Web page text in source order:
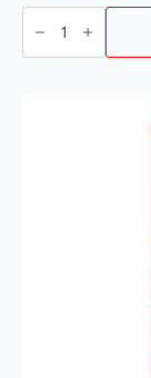
STIKKSAGBLAD
T111C
75/3MM
5P